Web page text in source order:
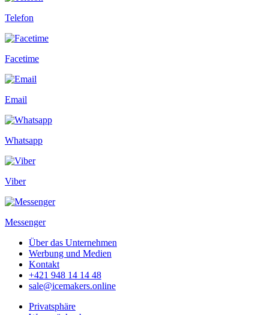
Telefon
Facetime
Email
Whatsapp
Viber
Messenger
Über das Unternehmen
Werbung und Medien
Kontakt
+421 948 14 14 48
sale@icemakers.online
Privatsphäre